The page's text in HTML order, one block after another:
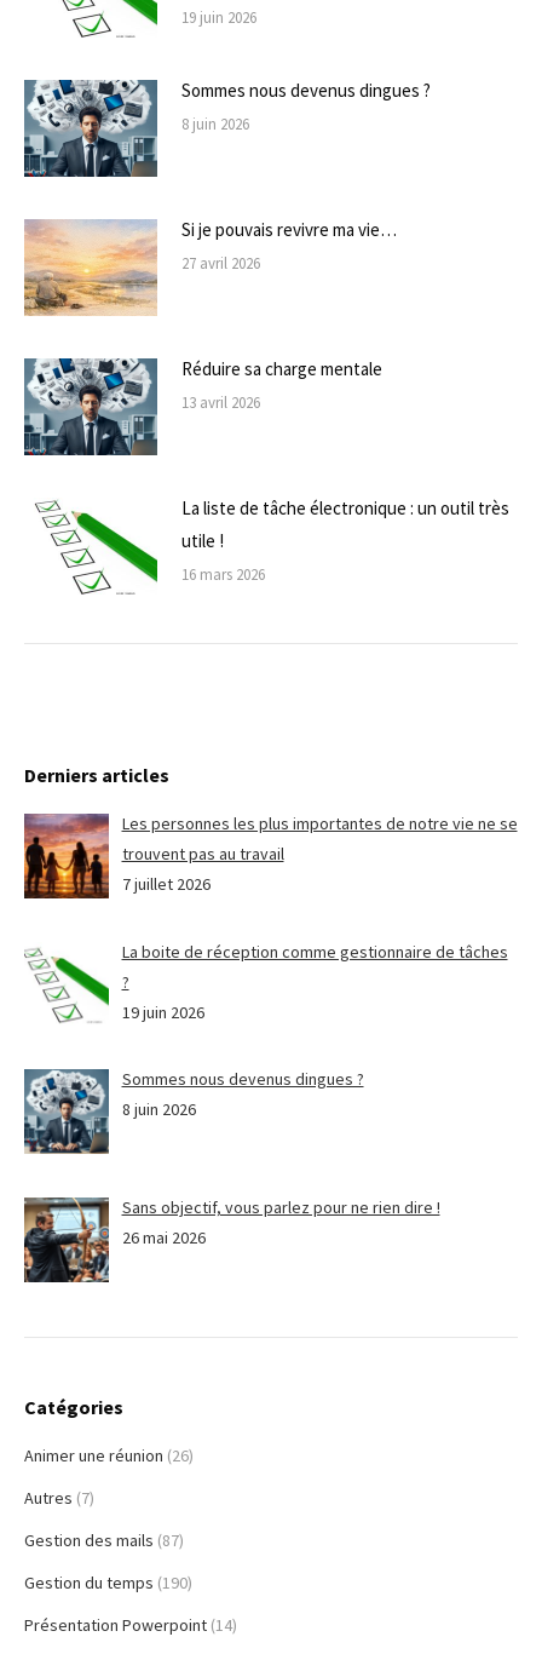
19 juin 2026
Sommes nous devenus dingues ?
8 juin 2026
Si je pouvais revivre ma vie…
27 avril 2026
Réduire sa charge mentale
13 avril 2026
La liste de tâche électronique : un outil très
utile !
16 mars 2026
Derniers articles
Les personnes les plus importantes de notre vie ne se
trouvent pas au travail
7 juillet 2026
La boite de réception comme gestionnaire de tâches
?
19 juin 2026
Sommes nous devenus dingues ?
8 juin 2026
Sans objectif, vous parlez pour ne rien dire !
26 mai 2026
Catégories
Animer une réunion (26)
Autres (7)
Gestion des mails (87)
Gestion du temps (190)
Présentation Powerpoint (14)